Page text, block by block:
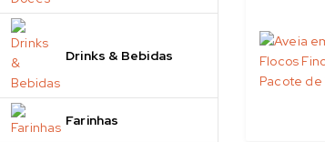
Drinks & Bebidas
Farinhas